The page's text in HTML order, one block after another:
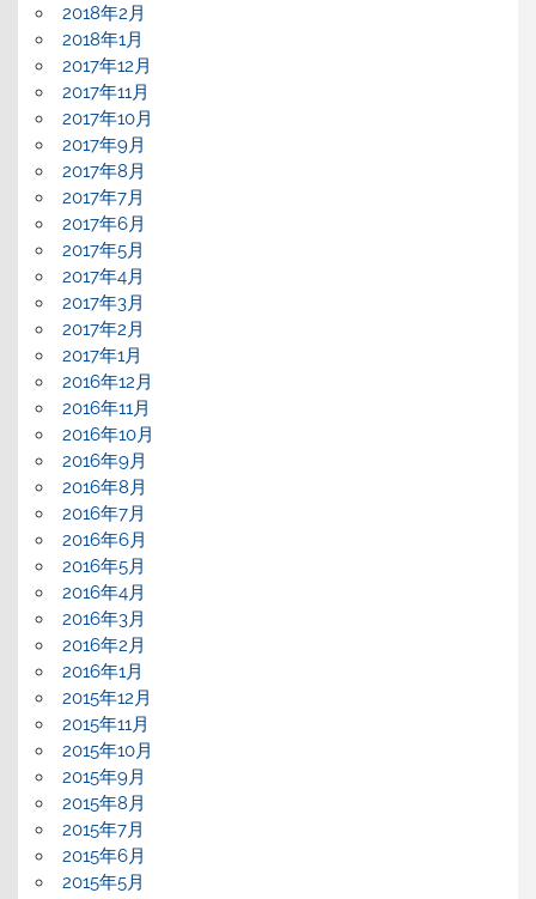
2018年2月
2018年1月
2017年12月
2017年11月
2017年10月
2017年9月
2017年8月
2017年7月
2017年6月
2017年5月
2017年4月
2017年3月
2017年2月
2017年1月
2016年12月
2016年11月
2016年10月
2016年9月
2016年8月
2016年7月
2016年6月
2016年5月
2016年4月
2016年3月
2016年2月
2016年1月
2015年12月
2015年11月
2015年10月
2015年9月
2015年8月
2015年7月
2015年6月
2015年5月